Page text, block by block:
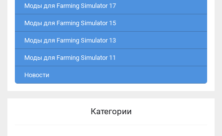
Моды для Farming Simulator 17
Моды для Farming Simulator 15
Моды для Farming Simulator 13
Моды для Farming Simulator 11
Новости
Категории